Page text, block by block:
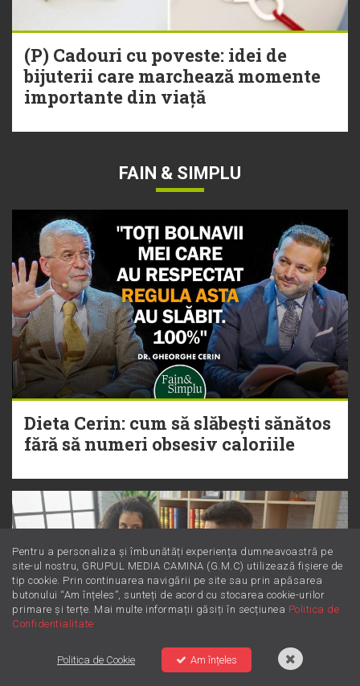
(P) Cadouri cu poveste: idei de
bijuterii care marchează momente
importante din viață
FAIN & SIMPLU
Dieta Cerin: cum să slăbești sănătos
fără să numeri obsesiv caloriile
Pentru a personaliza și îmbunătăți experiența dumneavoastră pe
site-ul nostru, GRUPUL MEDIA CAMINA (G.M.C) utilizează fișiere de
tip cookie. Prin continuarea navigării pe site sau prin apăsarea
butonului “Am înțeles”, sunteți de acord cu stocarea cookie-urilor
primare și terțe. Mai multe informații găsiți în secțiunea Politica de
Confidentialitate
Politica de Cookie Am înțeles